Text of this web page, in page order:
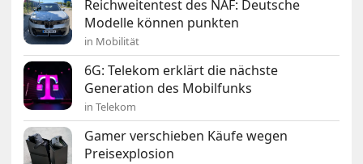
Reichweitentest des NAF: Deutsche
Modelle können punkten
in Mobilität
6G: Telekom erklärt die nächste
Generation des Mobilfunks
in Telekom
Gamer verschieben Käufe wegen
Preisexplosion